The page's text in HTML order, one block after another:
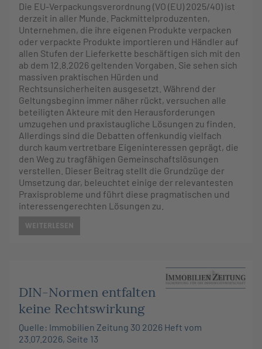
Die EU-Verpackungsverordnung (VO (EU) 2025/40) ist
derzeit in aller Munde. Packmittelproduzenten,
Unternehmen, die ihre eigenen Produkte verpacken
oder verpackte Produkte importieren und Händler auf
allen Stufen der Lieferkette beschäftigen sich mit den
ab dem 12.8.2026 geltenden Vorgaben. Sie sehen sich
massiven praktischen Hürden und
Rechtsunsicherheiten ausgesetzt. Während der
Geltungsbeginn immer näher rückt, versuchen alle
beteiligten Akteure mit den Herausforderungen
umzugehen und praxistaugliche Lösungen zu finden.
Allerdings sind die Debatten offenkundig vielfach
durch kaum vertretbare Eigeninteressen geprägt, die
den Weg zu tragfähigen Gemeinschaftslösungen
verstellen. Dieser Beitrag stellt die Grundzüge der
Umsetzung dar, beleuchtet einige der relevantesten
Praxisprobleme und führt diese pragmatischen und
interessengerechten Lösungen zu.
WEITERLESEN
DIN-Normen entfalten
keine Rechtswirkung
Quelle: Immobilien Zeitung 30 2026 Heft vom
23.07.2026, Seite 13